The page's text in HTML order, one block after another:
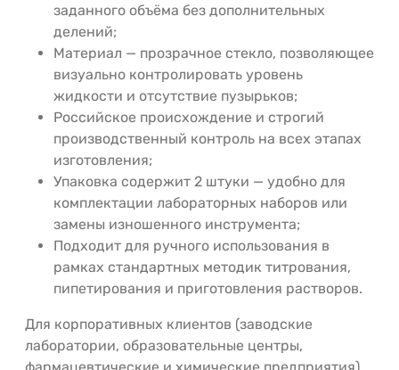
заданного объёма без дополнительных
делений;
Материал — прозрачное стекло, позволяющее
визуально контролировать уровень
жидкости и отсутствие пузырьков;
Российское происхождение и строгий
производственный контроль на всех этапах
изготовления;
Упаковка содержит 2 штуки — удобно для
комплектации лабораторных наборов или
замены изношенного инструмента;
Подходит для ручного использования в
рамках стандартных методик титрования,
пипетирования и приготовления растворов.
Для корпоративных клиентов (заводские
лаборатории, образовательные центры,
фармацевтические и химические предприятия)